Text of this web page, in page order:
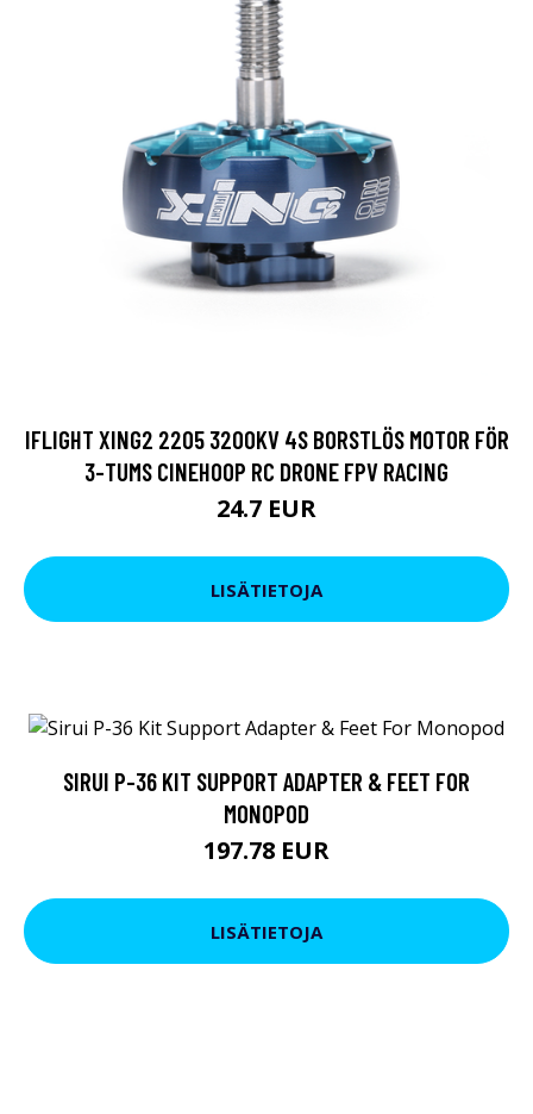
IFLIGHT XING2 2205 3200KV 4S BORSTLÖS MOTOR FÖR
3-TUMS CINEHOOP RC DRONE FPV RACING
24.7 EUR
LISÄTIETOJA
SIRUI P-36 KIT SUPPORT ADAPTER & FEET FOR
MONOPOD
197.78 EUR
LISÄTIETOJA